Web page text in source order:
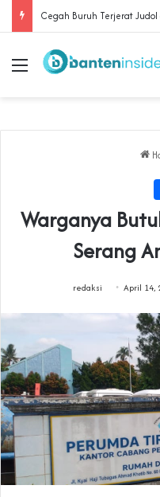
Menu
Warganya
Serang
redaksi April 14,